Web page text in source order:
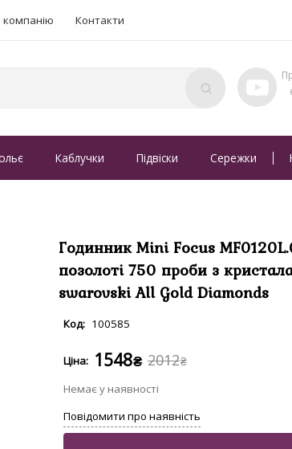
компанію Контакти
Каблучки Підвіски Сережки
Годинник Mini Focus
позолоті 750 проби з
swarovski All Gold Diamonds
100585
2012₴
1548₴